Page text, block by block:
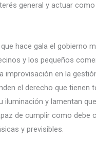
general y actuar
hace gala el gobierno
y los pequeños
improvisación en la
el derecho que tienen
iluminación y lamentan
de cumplir como debe
y previsibles.